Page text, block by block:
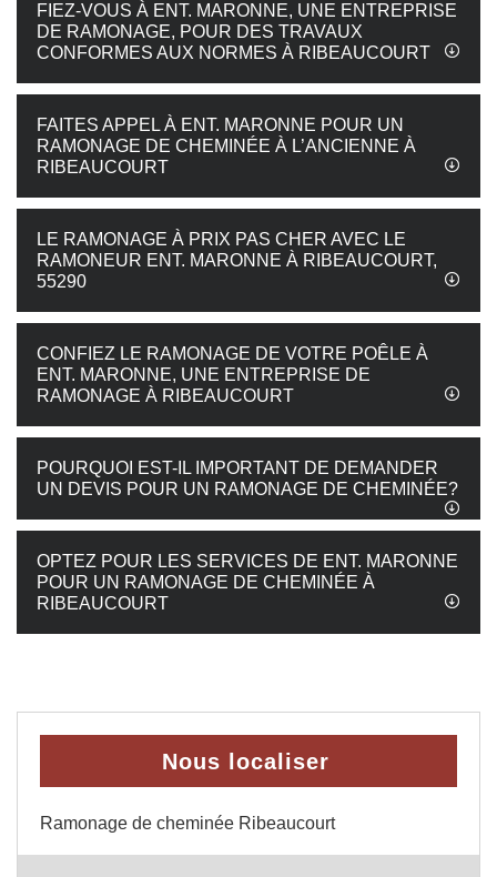
FIEZ-VOUS À ENT. MARONNE, UNE ENTREPRISE
DE RAMONAGE, POUR DES TRAVAUX
CONFORMES AUX NORMES À RIBEAUCOURT
FAITES APPEL À ENT. MARONNE POUR UN
RAMONAGE DE CHEMINÉE À L’ANCIENNE À
RIBEAUCOURT
LE RAMONAGE À PRIX PAS CHER AVEC LE
RAMONEUR ENT. MARONNE À RIBEAUCOURT,
55290
CONFIEZ LE RAMONAGE DE VOTRE POÊLE À
ENT. MARONNE, UNE ENTREPRISE DE
RAMONAGE À RIBEAUCOURT
POURQUOI EST-IL IMPORTANT DE DEMANDER
UN DEVIS POUR UN RAMONAGE DE CHEMINÉE?
OPTEZ POUR LES SERVICES DE ENT. MARONNE
POUR UN RAMONAGE DE CHEMINÉE À
RIBEAUCOURT
Nous localiser
Ramonage de cheminée Ribeaucourt